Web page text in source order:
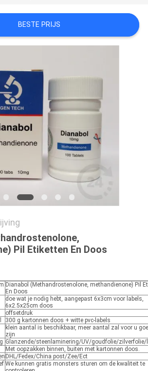
BESTE PRIJS
Pil Etiketten En Doos
Dianabol (Methandrostenolone, methandienone) Pil
En Doos
doe wat je nodig hebt, aangepast 6x3cm voor labels,
6x2.5x25cm doos
offsetdruk
300 g kartonnen doos + witte pvc-labels
klein aantal is beschikbaar, meer aantal zal voor u
zijn
Glanzende/steenlaminering/UV/goudfolie/zilverfolie/
Met oopzakken binnen, buiten met kartonnen doos.
DHL/Fedex/China post/Zee/Ect
We kunnen gratis monsters sturen om de kwaliteit te